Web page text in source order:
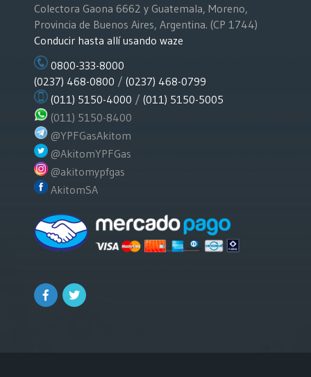
Colectora Gaona 6662 y Guatemala, Moreno,
Provincia de Buenos Aires, Argentina. (CP 1744)
Conducir hasta allí usando waze
0800-333-8000
(0237) 468-0800 / (0237) 468-0799
(011) 5150-4000 / (011) 5150-5005
(011) 5150-8400
@YPFGasAkitom
@AkitomYPFGas
@akitomypfgas
AkitomSA